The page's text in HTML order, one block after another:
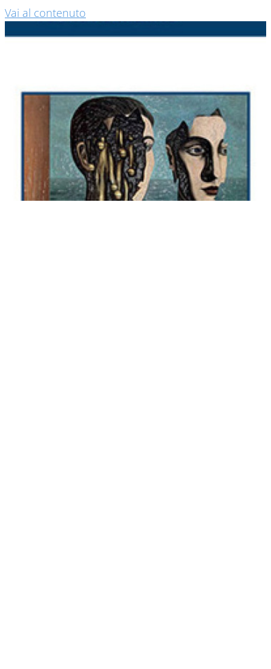
Vai al contenuto